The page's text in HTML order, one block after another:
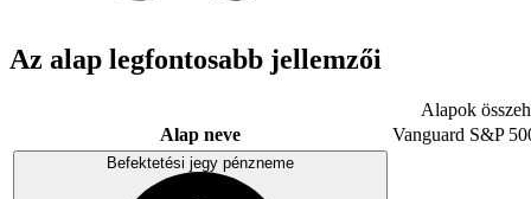
Az alap legfontosabb jellemzői
Alapok
Alap neve
Vanguard S&P
Befektetési jegy pénzneme